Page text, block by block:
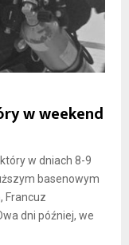
w weekend
w dniach 8-9
basenowym
Francuz
dni później, we